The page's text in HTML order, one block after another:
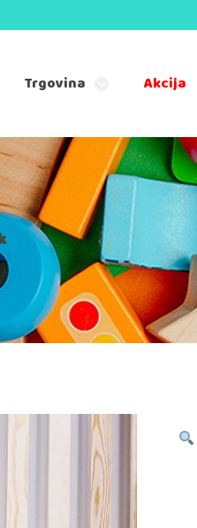
Trgovina Akcija